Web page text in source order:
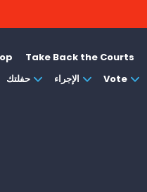
Take Back the Courts
حفلتك الإجراء
Vote